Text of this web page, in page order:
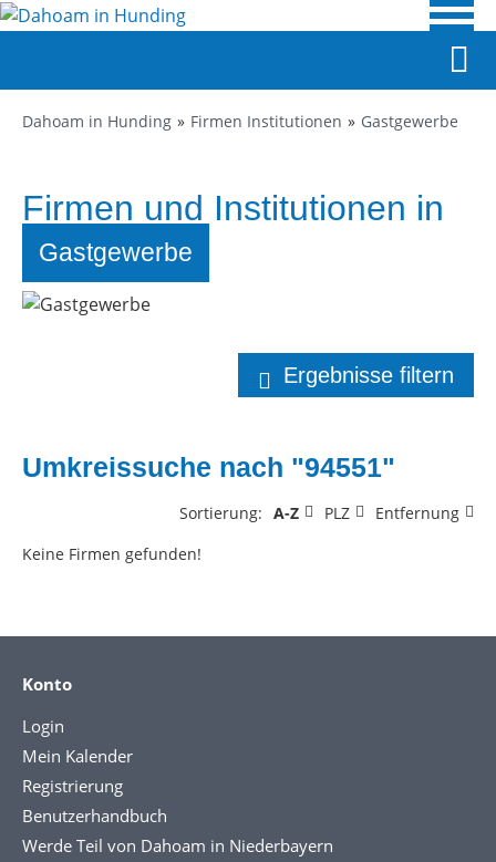
Dahoam in Hunding Firmen Institutionen Gastgewerbe
Firmen und Institutionen in
Hunding
Gastgewerbe
Ergebnisse filtern
Umkreissuche nach "94551"
Sortierung: A-Z PLZ
Entfernung
Keine Firmen gefunden!
Konto
Login
Mein Kalender
Registrierung
Benutzerhandbuch
Werde Teil von Dahoam in Niederbayern